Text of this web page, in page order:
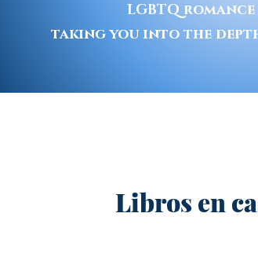
LGBTQ
taking you into the
Libros en